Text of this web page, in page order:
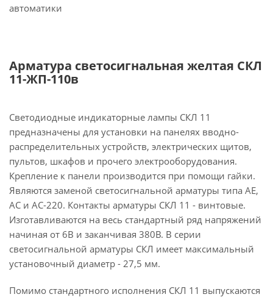
автоматики
Арматура светосигнальная желтая СКЛ
11-ЖП-110в
Светодиодные индикаторные лампы СКЛ 11
предназначены для установки на панелях вводно-
распределительных устройств, электрических щитов,
пультов, шкафов и прочего электрооборудования.
Крепление к панели производится при помощи гайки.
Являются заменой светосигнальной арматуры типа АЕ,
АС и АС-220. Контакты арматуры СКЛ 11 - винтовые.
Изготавливаются на весь стандартный ряд напряжений
начиная от 6В и заканчивая 380В. В серии
светосигнальной арматуры СКЛ имеет максимальный
установочный диаметр - 27,5 мм.
Помимо стандартного исполнения СКЛ 11 выпускаются